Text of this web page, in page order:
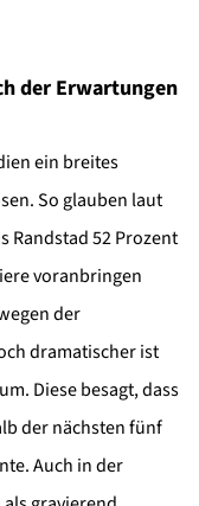
der Erwartungen
ein breites
So glauben laut
Randstad 52 Prozent
voranbringen
der
dramatischer ist
Diese besagt, dass
der nächsten fünf
Auch in der